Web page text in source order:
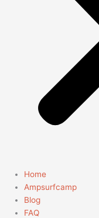
Home
Ampsurfcamp
Blog
FAQ